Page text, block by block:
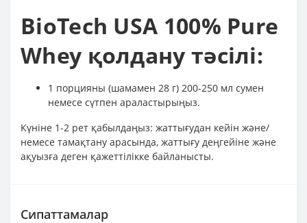
BioTech USA 100% Pure
Whey қолдану тәсілі:
1 порцияны (шамамен 28 г) 200-250 мл сумен
немесе сүтпен араластырыңыз.
Күніне 1-2 рет қабылдаңыз: жаттығудан кейін және/
немесе тамақтану арасында, жаттығу деңгейіне және
ақуызға деген қажеттілікке байланысты.
Сипаттамалар